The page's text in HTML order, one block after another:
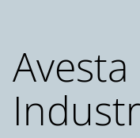
Avesta